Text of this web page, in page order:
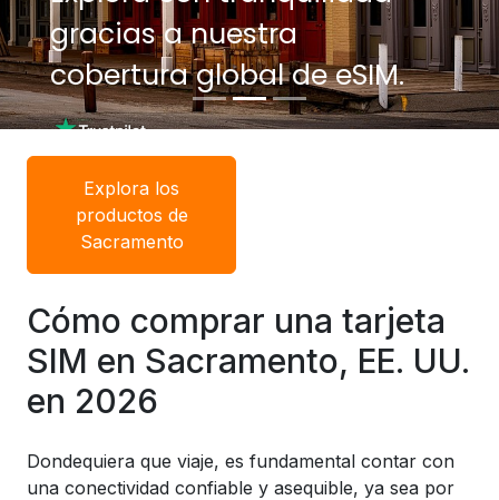
gracias a nuestra
cobertura global de eSIM.
gracias a nuestra
cobertura global de eSIM.
Explora los
productos de
Sacramento
Cómo comprar una tarjeta
SIM en Sacramento, EE. UU.
en 2026
Dondequiera que viaje, es fundamental contar con
una conectividad confiable y asequible, ya sea por